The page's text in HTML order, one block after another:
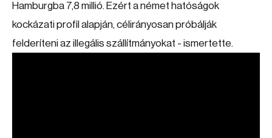
Hamburgba 7,8 millió. Ezért a német hatóságok
kockázati profil alapján, célirányosan próbálják
felderíteni az illegális szállítmányokat - ismertette.